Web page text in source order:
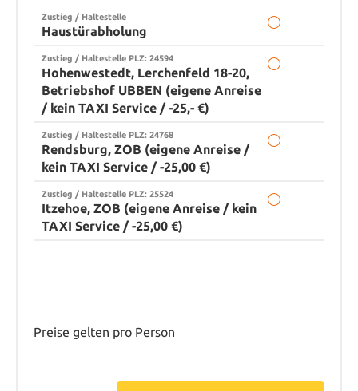
Zustieg / Haltestelle
Haustürabholung
Zustieg / Haltestelle PLZ: 24594
Hohenwestedt, Lerchenfeld 18-20,
Betriebshof UBBEN (eigene Anreise
/ kein TAXI Service / -25,- €)
Zustieg / Haltestelle PLZ: 24768
Rendsburg, ZOB (eigene Anreise /
kein TAXI Service / -25,00 €)
Zustieg / Haltestelle PLZ: 25524
Itzehoe, ZOB (eigene Anreise / kein
TAXI Service / -25,00 €)
Preise gelten pro Person